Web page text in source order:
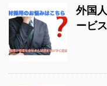
外国
ービス